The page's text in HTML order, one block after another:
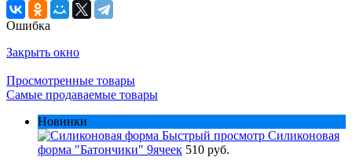
Ошибка
Закрыть окно
Просмотренные товары
Самые продаваемые товары
Новинки
Быстрый просмотр Силиконовая
форма "Батончики" 9ячеек 510 руб.